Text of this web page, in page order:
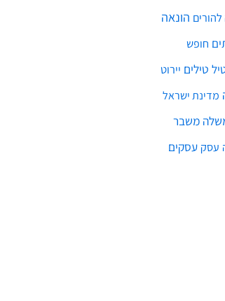
הונאה
חופש
טילים יירוט
מדינת ישראל
משבר
עסק עסקים